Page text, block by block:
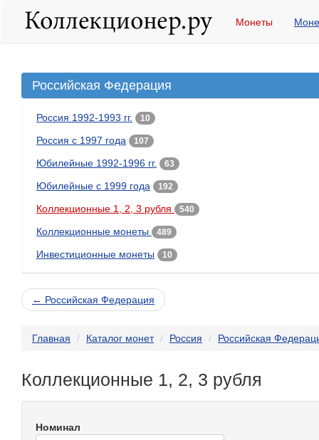
Монеты
Российская Федерация
Россия 1992-1993 гг. 10
Россия с 1997 года 107
Юбилейные 1992-1996 гг. 63
Юбилейные с 1999 года 192
Коллекционные 1, 2, 3 рубля 540
Коллекционные монеты 489
Инвестиционные монеты 10
← Российская Федерация
Главная Каталог монет Россия Российская
Коллекционные 1, 2, 3 рубля
Номинал